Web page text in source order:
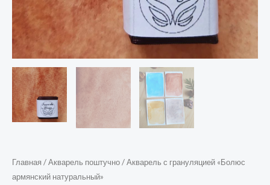
Главная /Акварель поштучно/ Акварель с грануляцией «Болюс
армянский натуральный»